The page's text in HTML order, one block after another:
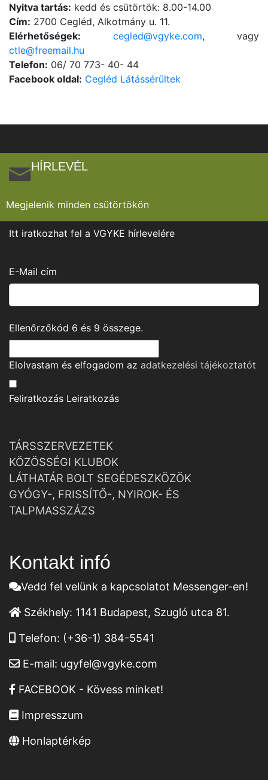
Nyitva tartás: kedd és csütörtök: 8.00-14.00
Cím: 2700 Cegléd, Alkotmány u. 11.
Elérhetőségek:
cegled@vgyke.com, vagy
ctle@freemail.hu
Telefon: 06/ 70 773- 40- 44
Facebook oldal: Cegléd Látássérültek
HÍRLEVÉL
Megjelenik minden csütörtökön
Itt iratkozhat fel a VGYKE hírlevelére
E-Mail cím
Ellenőrzőkód 6 és 9 összege.
Elolvastam és elfogadom az adatkezelési tájékoztatót
Feliratkozás Leiratkozás
TÁRSSZERVEZETEK
KÖZÖSSÉGI KLUBOK
LÁTHATÁR BOLT SEGÉDESZKÖZÖK
GYÓGY-, FRISSÍTŐ-, NYIROK- ÉS
TALPMASSZÁZS
Kontakt infó
Vedd fel velünk a kapcsolatot Messenger-en!
Székhely: 1141 Budapest, Szugló utca 81.
Telefon: (+36-1) 384-5541
E-mail: ugyfel@vgyke.com
FACEBOOK - Kövess minket!
Impresszum
Honlaptérkép